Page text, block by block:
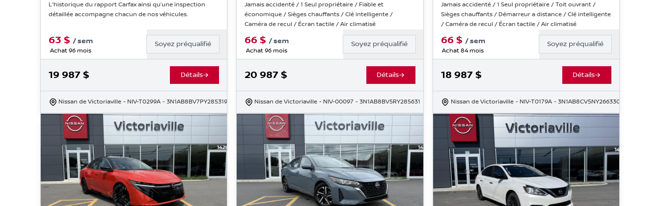
L'historique du rapport Carfax ainsi qu’une inspection
détaillée accompagne chacun de nos véhicules.
63 $ /sem
Achat 96 mois
Soyez préqualifié
19 987 $ Détails
Nissan de Victoriaville - NIV-T0299A - 3N1AB8BV7PY285319
Jamais accidenté / 1 Seul propriétaire / Fiable et
économique / Sièges chauffants / Clé intelligente /
Caméra de recul / Écran tactile / Air climatisé
66 $ /sem
Achat 96 mois
Soyez préqualifié
20 987 $ Détails
Nissan de Victoriaville - NIV-00097 - 3N1AB8BV5RY285631
Jamais accidenté / 1 Seul propriétaire / Toit ouvrant /
Sièges chauffants / Démarreur a distance / Clé intelligente
/ Caméra de recul / Écran tactile / Air climatisé
66$ /sem
Achat 84 mois
Soyez préqualifié
18 987 $ Détails
Nissan de Victoriaville - NIV-T0179A - 3N1AB8CV5NY266330